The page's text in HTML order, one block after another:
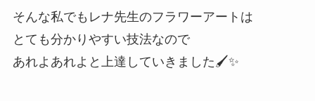
そんな私でもレナ先生のフラワーアートは
とても分かりやすい技法なので
あれよあれよと上達していきました🖌✨